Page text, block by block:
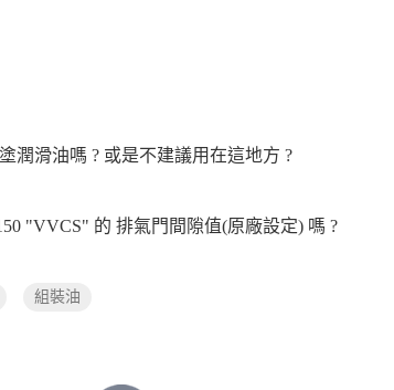
潤滑油嗎 ? 或是不建議用在這地方 ?
"VVCS" 的 排氣門間隙值(原廠設定) 嗎 ?
組裝油